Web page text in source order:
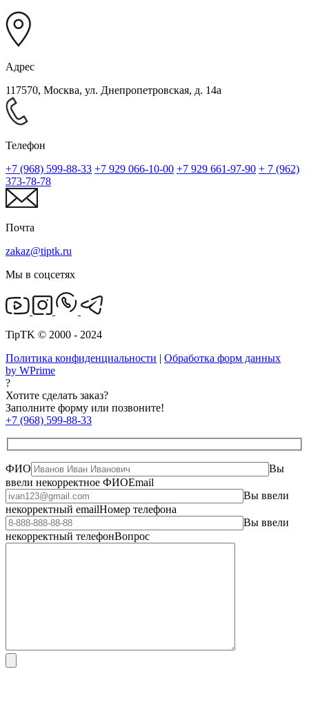
Адрес
117570, Москва, ул. Днепропетровская, д. 14а
Телефон
+7 (968) 599-88-33 +7 929 066-10-00 +7 929 661-97-90 + 7 (962)
373-78-78
Почта
zakaz@tiptk.ru
Мы в соцсетях
TipTK © 2000 - 2024
Политика конфиденциальности | Обработка форм данных
by WPrime
?
Хотите сделать заказ?
Заполните форму или позвоните!
+7 (968) 599-88-33
ФИО
Вы
ввели некорректное ФИОEmail
Вы ввели
некорректный emailНомер телефона
Вы ввели
некорректный телефонВопрос